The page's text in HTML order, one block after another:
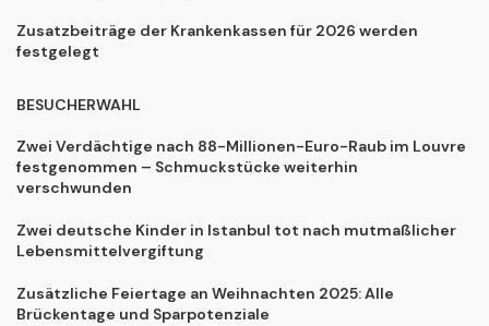
Zusatzbeiträge der Krankenkassen für 2026 werden
festgelegt
BESUCHERWAHL
Zwei Verdächtige nach 88-Millionen-Euro-Raub im Louvre
festgenommen – Schmuckstücke weiterhin
verschwunden
Zwei deutsche Kinder in Istanbul tot nach mutmaßlicher
Lebensmittelvergiftung
Zusätzliche Feiertage an Weihnachten 2025: Alle
Brückentage und Sparpotenziale